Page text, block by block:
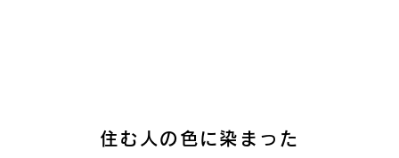
住む人の色に染まった